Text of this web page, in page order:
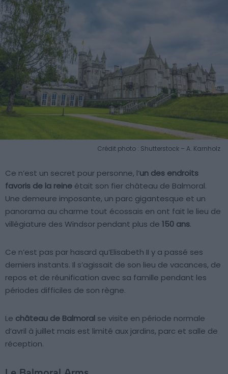
Crédit photo : Shutterstock – A. Karnholz
Ce n’est un secret pour personne, l’un des endroits
favoris de la reine était son fier château de Balmoral.
Une demeure imposante, un parc gigantesque et un
panorama au charme tout écossais en ont fait le lieu de
villégiature des Windsor pendant plus de 150 ans.
Ce n’est pas par hasard qu’Elisabeth II y a passé ses
derniers instants. Il s’agissait de son lieu de vacances, de
repos et de réunification avec sa famille pendant les
périodes difficiles de son règne.
Le château de Balmoral se visite en période normale
d’avril à juillet mais est limité aux jardins, parc et salle de
réception.